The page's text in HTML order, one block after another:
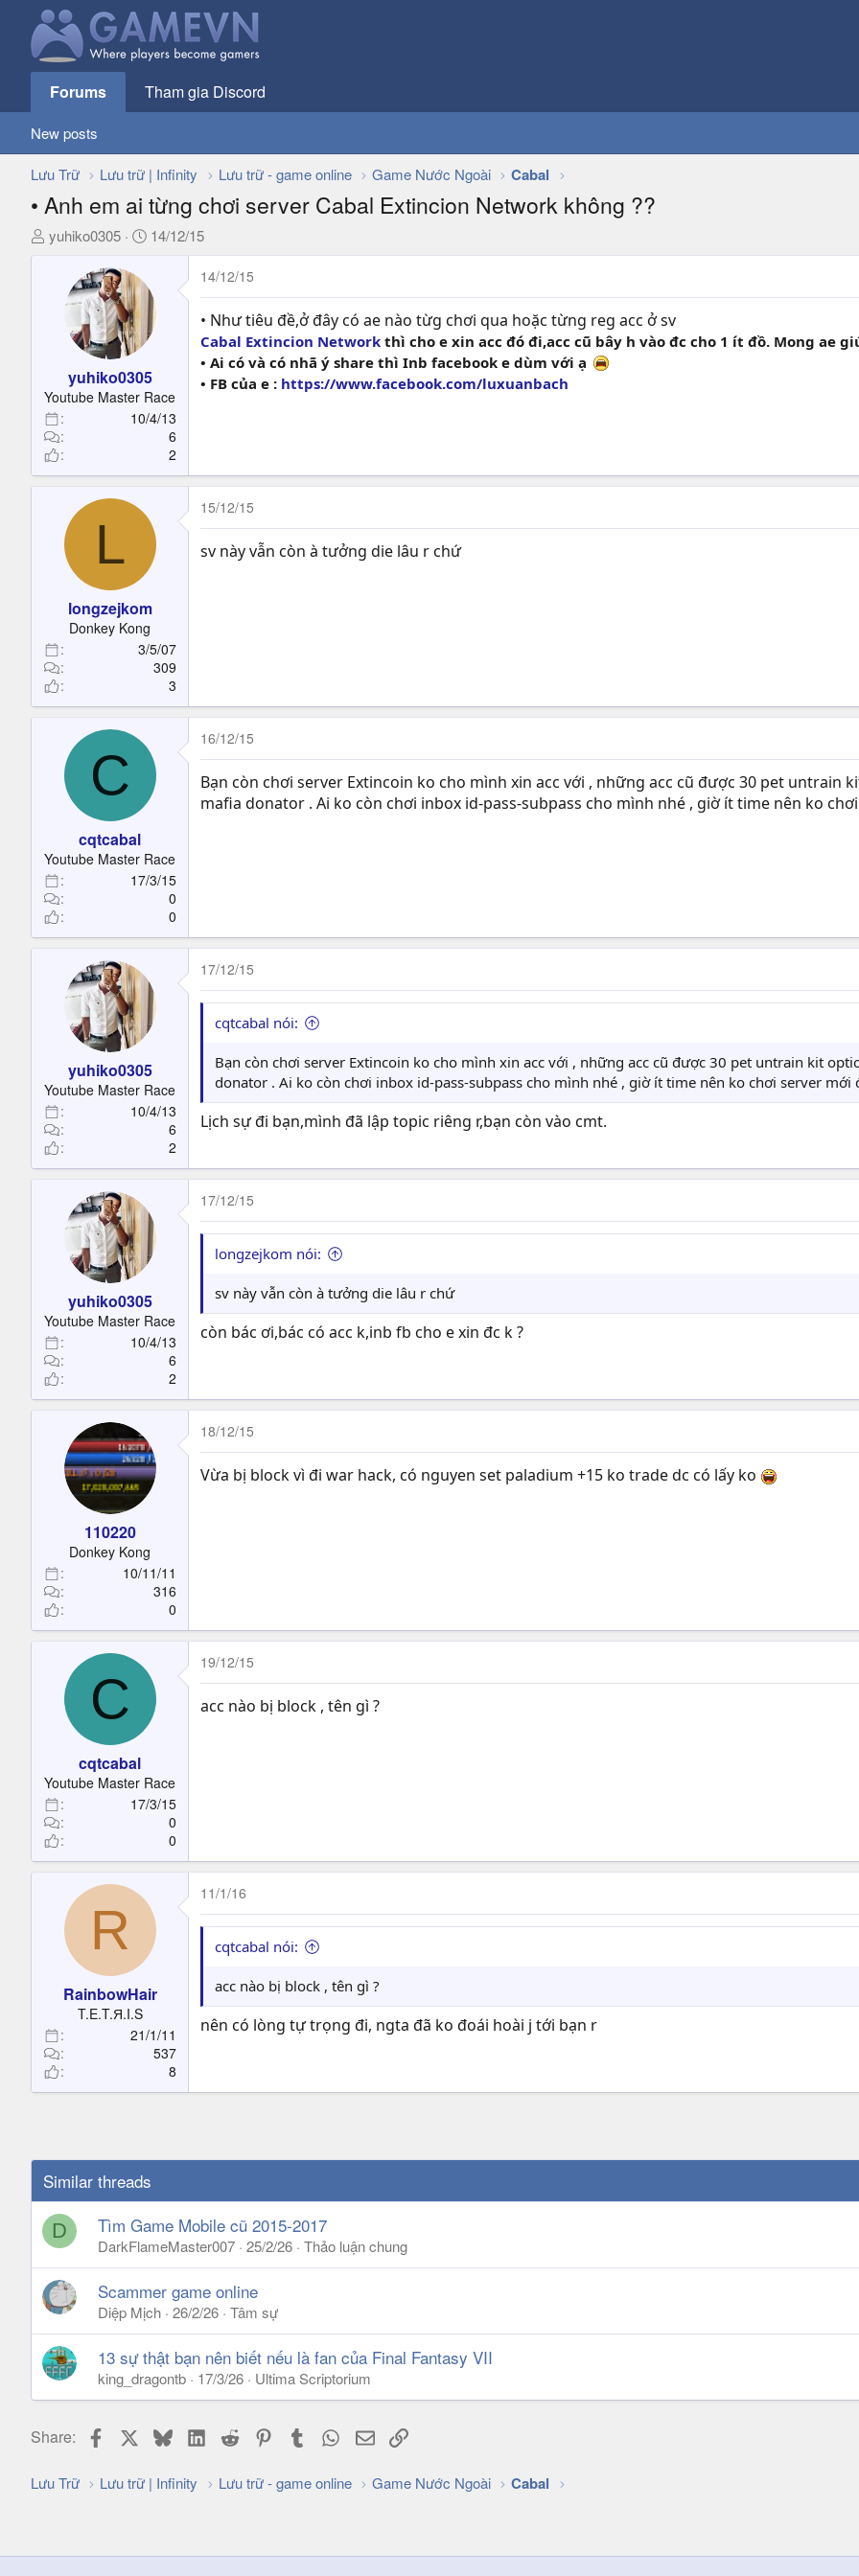
Forums Tham gia Discord
New posts
Lưu Trữ Lưu trữ | Infinity Lưu trữ - game online Game Nước Ngoài Cabal
• Anh em ai từng chơi server Cabal Extincion Network không ??
T
a
r
t
e
r
yuhiko0305
N
y
g
ử
14/12/15
yuhiko0305
Youtube Master Race
10/4/13
6
2
14/12/15
• Như tiêu đề,ở đây có ae nào từg chơi qua hoặc từng reg acc ở sv
Cabal Extincion Network thì cho e xin acc đó đi,acc cũ bây h vào đc cho 1 ít đồ. Mong ae
• Ai có và có nhã ý share thì Inb facebook e dùm với ạ
• FB của e : https://www.facebook.com/luxuanbach
L
longzejkom
Donkey Kong
3/5/07
309
3
15/12/15
sv này vẫn còn à tưởng die lâu r chứ
C
cqtcabal
Youtube Master Race
17/3/15
0
0
16/12/15
Bạn còn chơi server Extincoin ko cho mình xin acc với , những acc cũ được 30 pet untrain
mafia donator . Ai ko còn chơi inbox id-pass-subpass cho mình nhé , giờ ít time nên ko
yuhiko0305
Youtube Master Race
10/4/13
6
2
17/12/15
cqtcabal nói:
Bạn còn chơi server Extincoin ko cho mình xin acc với , những acc cũ được 30 pet untrain kit
donator . Ai ko còn chơi inbox id-pass-subpass cho mình nhé , giờ ít time nên ko chơi server mới
Lịch sự đi bạn,mình đã lập topic riêng r,bạn còn vào cmt.
yuhiko0305
Youtube Master Race
10/4/13
6
2
17/12/15
longzejkom nói:
sv này vẫn còn à tưởng die lâu r chứ
còn bác ơi,bác có acc k,inb fb cho e xin đc k ?
110220
Donkey Kong
10/11/11
316
0
18/12/15
Vừa bị block vì đi war hack, có nguyen set paladium +15 ko trade dc có lấy ko
C
cqtcabal
Youtube Master Race
17/3/15
0
0
19/12/15
acc nào bị block , tên gì ?
R
RainbowHair
T.E.T.Я.I.S
21/1/11
537
8
11/1/16
cqtcabal nói:
acc nào bị block , tên gì ?
nên có lòng tự trọng đi, ngta đã ko đoái hoài j tới bạn r
Similar threads
D Tìm Game Mobile cũ 2015-2017
DarkFlameMaster007 25/2/26 Thảo luận chung
Scammer game online
Diệp Mịch 26/2/26 Tâm sự
13 sự thật bạn nên biết nếu là fan của Final Fantasy VII
king_dragontb 17/3/26 Ultima Scriptorium
Share: FacebookBlueskyLinkedIn
Reddit Pinterest
Tumblr WhatsApp
EmailLink
Lưu Trữ Lưu trữ | Infinity Lưu trữ - game online Game Nước Ngoài Cabal